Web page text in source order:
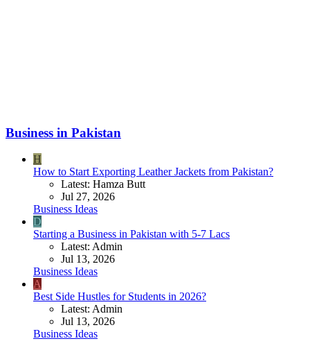
Business in Pakistan
H
How to Start Exporting Leather Jackets from Pakistan?
Latest: Hamza Butt
Jul 27, 2026
Business Ideas
D
Starting a Business in Pakistan with 5-7 Lacs
Latest: Admin
Jul 13, 2026
Business Ideas
A
Best Side Hustles for Students in 2026?
Latest: Admin
Jul 13, 2026
Business Ideas